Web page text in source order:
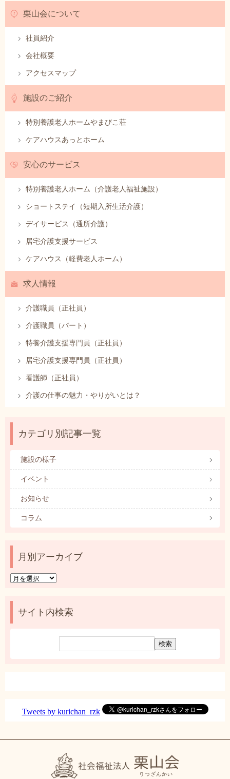
栗山会について
社員紹介
会社概要
アクセスマップ
施設のご紹介
特別養護老人ホームやまびこ荘
ケアハウスあっとホーム
安心のサービス
特別養護老人ホーム（介護老人福祉施設）
ショートステイ（短期入所生活介護）
デイサービス（通所介護）
居宅介護支援サービス
ケアハウス（軽費老人ホーム）
求人情報
介護職員（正社員）
介護職員（パート）
特養介護支援専門員（正社員）
居宅介護支援専門員（正社員）
看護師（正社員）
介護の仕事の魅力・やりがいとは？
カテゴリ別記事一覧
施設の様子
イベント
お知らせ
コラム
月別アーカイブ
月
ア
サイト内検索
Tweets by kurichan_rzk